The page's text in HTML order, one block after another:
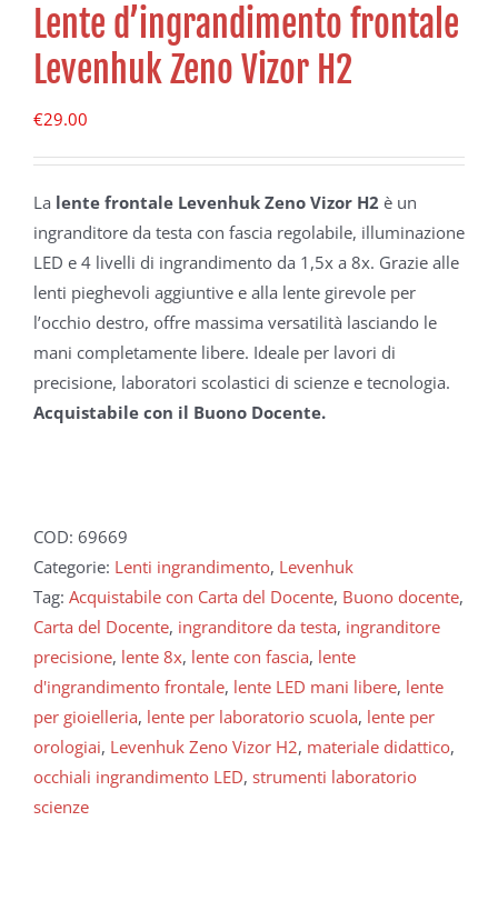
Lente d’ingrandimento frontale
Levenhuk Zeno Vizor H2
€29.00
La lente frontale Levenhuk Zeno Vizor H2 è un
ingranditore da testa con fascia regolabile, illuminazione
LED e 4 livelli di ingrandimento da 1,5x a 8x. Grazie alle
lenti pieghevoli aggiuntive e alla lente girevole per
l’occhio destro, offre massima versatilità lasciando le
mani completamente libere. Ideale per lavori di
precisione, laboratori scolastici di scienze e tecnologia.
Acquistabile con il Buono Docente.
COD: 69669
Categorie: Lenti ingrandimento, Levenhuk
Tag: Acquistabile con Carta del Docente, Buono docente,
Carta del Docente, ingranditore da testa, ingranditore
precisione, lente 8x, lente con fascia, lente
d'ingrandimento frontale, lente LED mani libere, lente
per gioielleria, lente per laboratorio scuola, lente per
orologiai, Levenhuk Zeno Vizor H2, materiale didattico,
occhiali ingrandimento LED, strumenti laboratorio
scienze